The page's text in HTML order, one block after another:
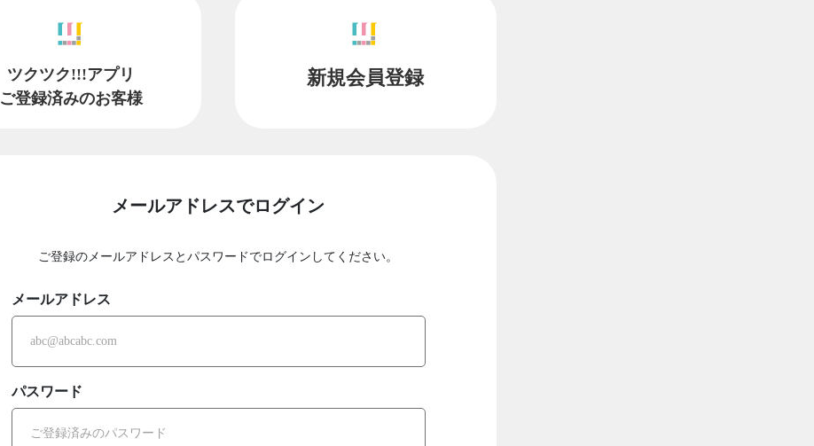
ツクツク!!!アプリ
ご登録済みのお客様
新規会員登録
メールアドレスでログイン
ご登録のメールアドレスとパスワードでログインしてください。
メールアドレス
パスワード